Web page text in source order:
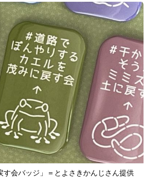
す会バッジ」＝とよさきかんじさん提供